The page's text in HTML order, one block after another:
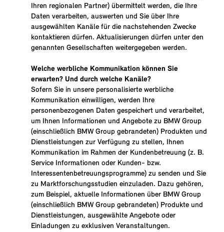
Ihren regionalen Partner) übermittelt werden, die Ihre
Daten verarbeiten, auswerten und Sie über Ihre
ausgewählten Kanäle für die nachstehenden Zwecke
kontaktieren dürfen. Aktualisierungen dürfen unter den
genannten Gesellschaften weitergegeben werden.
Welche werbliche Kommunikation können Sie
erwarten? Und durch welche Kanäle?
Sofern Sie in unsere personalisierte werbliche
Kommunikation einwilligen, werden Ihre
personenbezogenen Daten gespeichert und verarbeitet,
um Ihnen Informationen und Angebote zu BMW Group
(einschließlich BMW Group gebrandeten) Produkten und
Dienstleistungen zur Verfügung zu stellen, Ihnen
Kommunikation im Rahmen der Kundenbetreuung (z. B.
Service Informationen oder Kunden- bzw.
Interessentenbetreuungsprogramme) zu senden und Sie
zu Marktforschungsstudien einzuladen. Dazu gehören,
zum Beispiel, aktuelle Informationen über BMW Group
(einschließlich BMW Group gebrandeten) Produkte und
Dienstleistungen, ausgewählte Angebote oder
Einladungen zu exklusiven Veranstaltungen.